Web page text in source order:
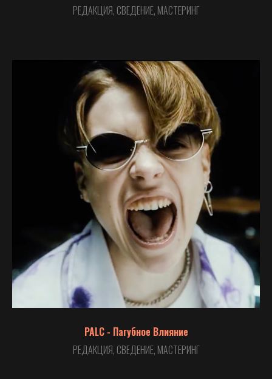
РЕДАКЦИЯ, СВЕДЕНИЕ, МАСТЕРИНГ
PALC - Пагубное Влияние
РЕДАКЦИЯ, СВЕДЕНИЕ, МАСТЕРИНГ